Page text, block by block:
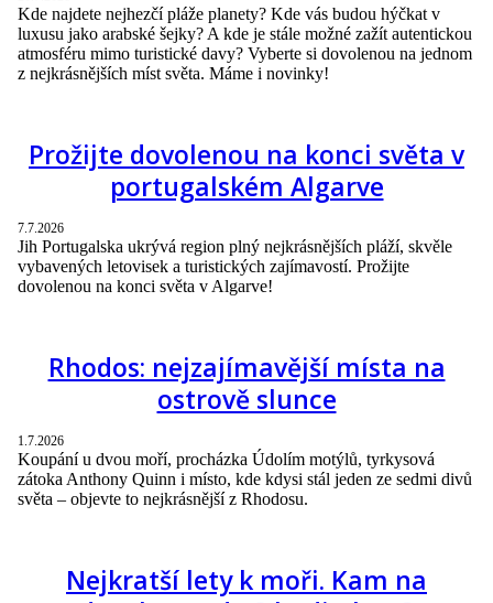
Kde najdete nejhezčí pláže planety? Kde vás budou hýčkat v
luxusu jako arabské šejky? A kde je stále možné zažít autentickou
atmosféru mimo turistické davy? Vyberte si dovolenou na jednom
z nejkrásnějších míst světa. Máme i novinky!
Prožijte dovolenou na konci světa v
portugalském Algarve
7.7.2026
Jih Portugalska ukrývá region plný nejkrásnějších pláží, skvěle
vybavených letovisek a turistických zajímavostí. Prožijte
dovolenou na konci světa v Algarve!
Rhodos: nejzajímavější místa na
ostrově slunce
1.7.2026
Koupání u dvou moří, procházka Údolím motýlů, tyrkysová
zátoka Anthony Quinn i místo, kde kdysi stál jeden ze sedmi divů
světa – objevte to nejkrásnější z Rhodosu.
Nejkratší lety k moři. Kam na